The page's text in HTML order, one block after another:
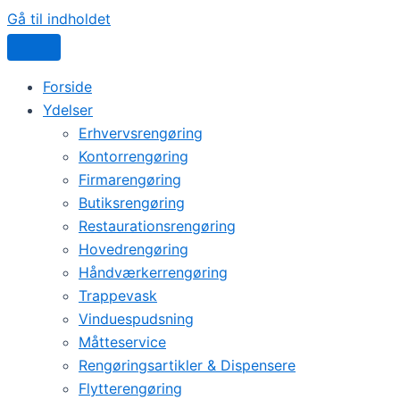
Gå til indholdet
Forside
Ydelser
Erhvervsrengøring
Kontorrengøring
Firmarengøring
Butiksrengøring
Restaurationsrengøring
Hovedrengøring
Håndværkerrengøring
Trappevask
Vinduespudsning
Måtteservice
Rengøringsartikler & Dispensere
Flytterengøring